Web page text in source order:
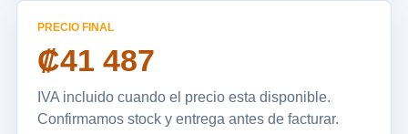
PRECIO FINAL
₡41 487
IVA incluido cuando el precio esta disponible.
Confirmamos stock y entrega antes de facturar.